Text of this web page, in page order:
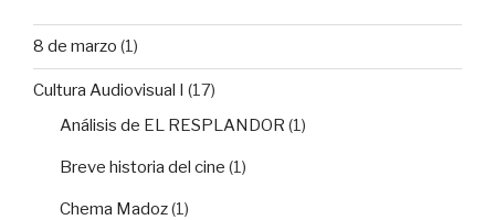
8 de marzo (1)
Cultura Audiovisual I (17)
Análisis de EL RESPLANDOR (1)
Breve historia del cine (1)
Chema Madoz(1)